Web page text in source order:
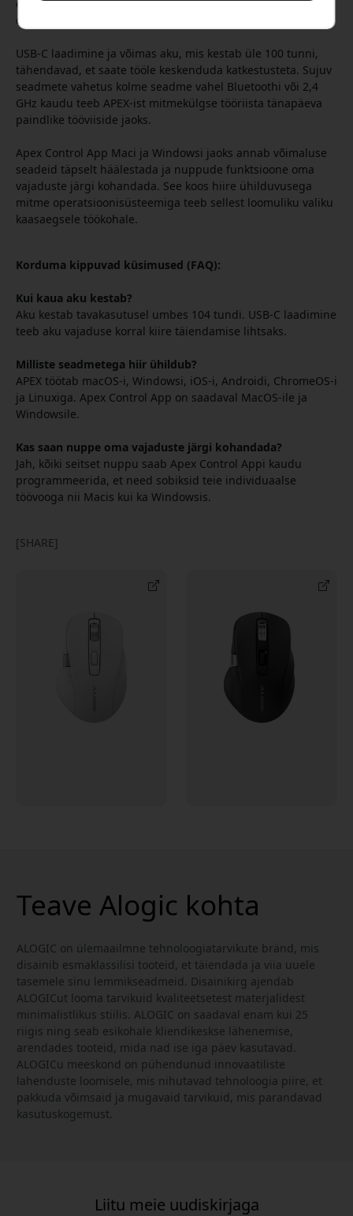
olukorras, olgu see detailne töö Photoshopis või kiire
dokumendihaldus.
USB-C laadimine ja võimas aku, mis kestab üle 100 tunni,
tähendavad, et saate tööle keskenduda katkestusteta. Sujuv
seadmete vahetus kolme seadme vahel Bluetoothi või 2,4
GHz kaudu teeb APEX-ist mitmekülgse tööriista tänapäeva
paindlike tööviiside jaoks.
Apex Control App Maci ja Windowsi jaoks annab võimaluse
seadeid täpselt häälestada ja nuppude funktsioone oma
vajaduste järgi kohandada. See koos hiire ühilduvusega
mitme operatsioonisüsteemiga teeb sellest loomuliku valiku
kaasaegsele töökohale.
Korduma kippuvad küsimused (FAQ):
Kui kaua aku kestab?
Aku kestab tavakasutusel umbes 104 tundi. USB-C laadimine
teeb aku vajaduse korral kiire täiendamise lihtsaks.
Milliste seadmetega hiir ühildub?
APEX töötab macOS-i, Windowsi, iOS-i, Androidi, ChromeOS-i
ja Linuxiga. Apex Control App on saadaval MacOS-ile ja
Windowsile.
Kas saan nuppe oma vajaduste järgi kohandada?
Jah, kõiki seitset nuppu saab Apex Control Appi kaudu
programmeerida, et need sobiksid teie individuaalse
töövooga nii Macis kui ka Windowsis.
[SHARE]
Teave Alogic kohta
ALOGIC on ülemaailmne tehnoloogiatarvikute bränd, mis
disainib esmaklassilisi tooteid, et täiendada ja viia uuele
tasemele sinu lemmikseadmeid. Disainikirg ajendab
ALOGICut looma tarvikuid kvaliteetsetest materjalidest
minimalistlikus stiilis. ALOGIC on saadaval enam kui 25
riigis ning seab esikohale kliendikeskse lähenemise,
arendades tooteid, mida nad ise iga päev kasutavad.
ALOGICu meeskond on pühendunud innovaatiliste
lahenduste loomisele, mis nihutavad tehnoloogia piire, et
pakkuda võimsaid ja mugavaid tarvikuid, mis parandavad
kasutuskogemust.
Liitu meie uudiskirjaga